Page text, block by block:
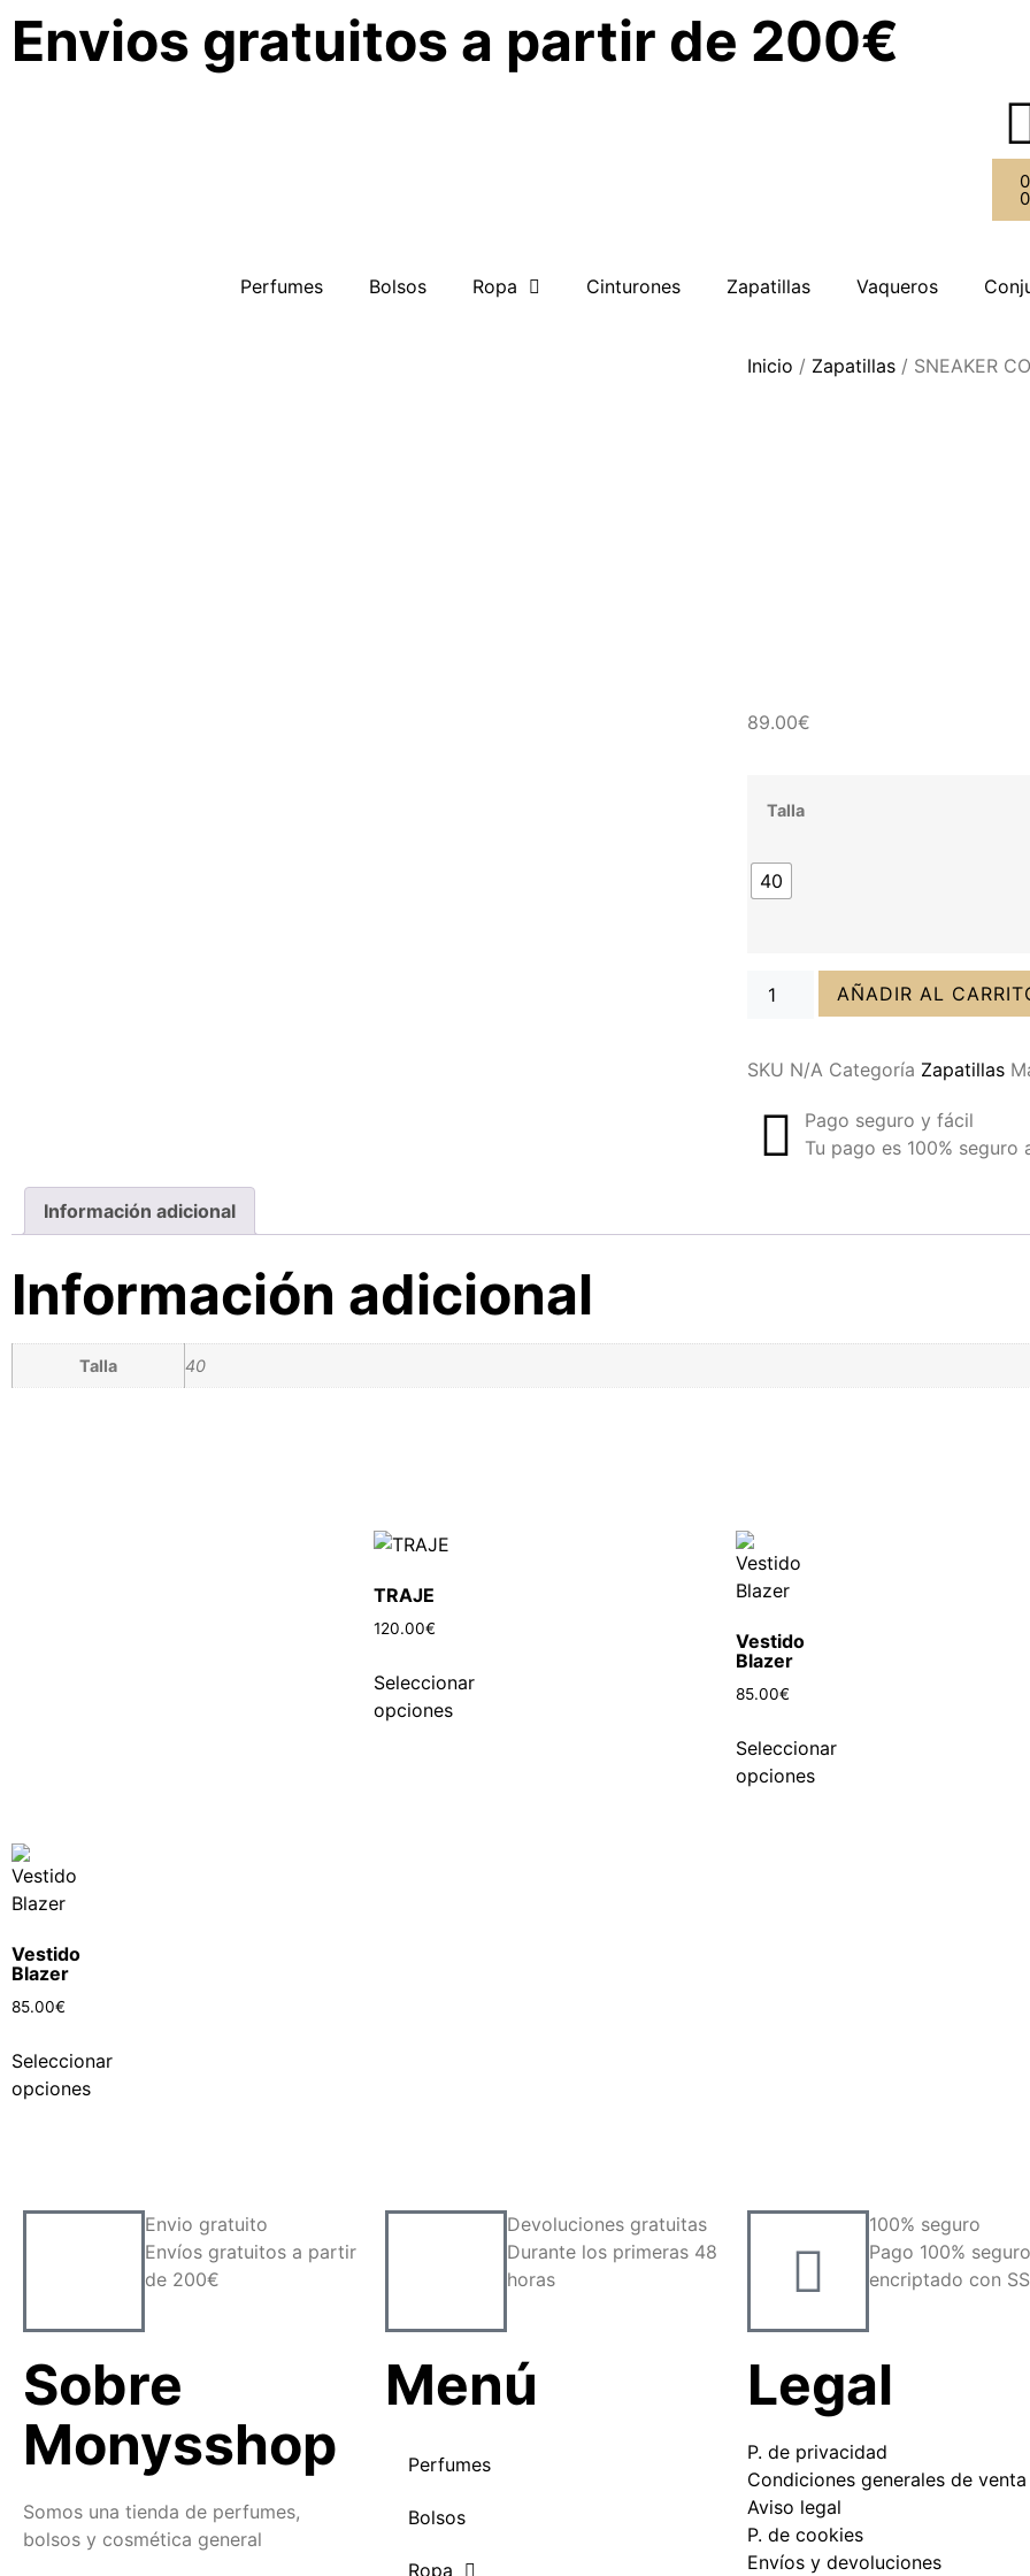
Envios gratuitos a partir de 200€
Perfumes Bolsos Ropa Cinturones Zapatillas Vaqueros
Inicio / Zapatillas / SNEAKER
89.00€
Talla
40
AÑADIR AL
SKU N/A Categoría Zapatillas
Pago seguro y fácil
Tu pago es 100%
Información adicional
Información adicional
Talla 40
TRAJE
120.00€
Seleccionar
opciones
Vestido
Blazer
85.00€
Seleccionar
opciones
Vestido
Blazer
85.00€
Seleccionar
opciones
Envio gratuito
Envíos gratuitos a partir
de 200€
Devoluciones gratuitas
Durante los primeras 48
horas
100% seguro
Pago 100% seguro
encriptado con
Sobre
Monysshop
Somos una tienda de perfumes,
bolsos y cosmética general
Menú
Perfumes
Bolsos
Ropa
Legal
P. de privacidad
Condiciones generales de venta
Aviso legal
P. de cookies
Envíos y devoluciones